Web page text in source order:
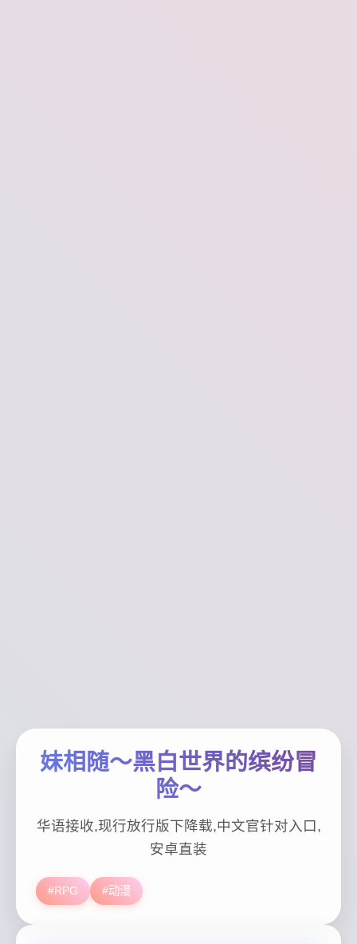
妹相随～黑白世界的缤纷冒
险～
华语接收,现行放行版下降载,中文官针对入口,
安卓直装
#RPG #动漫